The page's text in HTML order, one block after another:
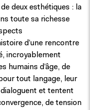
deux esthétiques : la
toute sa richesse
d’une rencontre
incroyablement
humains d’âge, de
tout langage, leur
et tentent
de tension